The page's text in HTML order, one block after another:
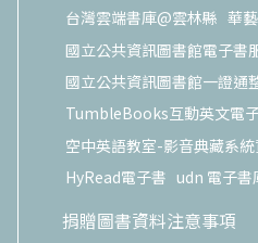
台灣雲端書庫@雲林縣 華
國立公共資訊圖書館電子書
國立公共資訊圖書館一證通
TumbleBooks互動英文電
空中英語教室-影音典藏系
HyRead電子書 udn 電子書
捐贈圖書資料注意事項